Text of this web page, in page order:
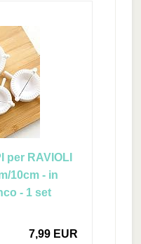
per RAVIOLI
10cm - in
- 1 set
7,99 EUR